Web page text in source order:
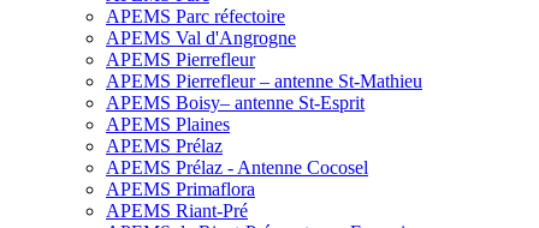
APEMS Parc réfectoire
APEMS Val d'Angrogne
APEMS Pierrefleur
APEMS Pierrefleur – antenne St-Mathieu
APEMS Boisy– antenne St-Esprit
APEMS Plaines
APEMS Prélaz
APEMS Prélaz - Antenne Cocosel
APEMS Primaflora
APEMS Riant-Pré